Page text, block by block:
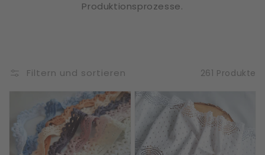
Produktionsprozesse.
Filtern und sortieren 261 Produkte
Baumwolle
Elastisch
Baumwolle
Elastisch
|